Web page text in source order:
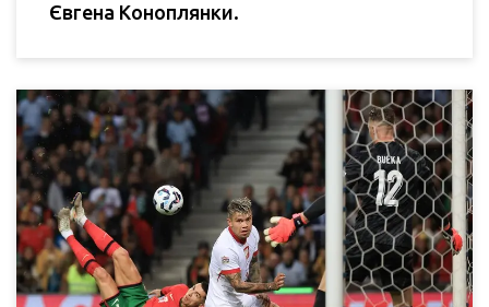
Євгена Коноплянки.